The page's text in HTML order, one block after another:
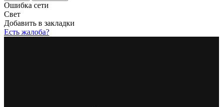
Ошибка сети
Свет
Добавить в закладки
Есть жалоба?